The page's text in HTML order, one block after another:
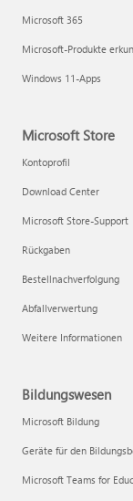
Microsoft 365
Microsoft-Produkte
Windows 11-Apps
Microsoft Store
Kontoprofil
Download Center
Microsoft Store-Support
Rückgaben
Bestellnachverfolgung
Abfallverwertung
Weitere Informationen
Bildungswesen
Microsoft Bildung
Geräte für den
Microsoft Teams for